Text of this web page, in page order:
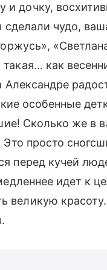
дочку,
сделали чудо,
как
особенные
Сколько же в
просто
перед кучей
идет к
великую